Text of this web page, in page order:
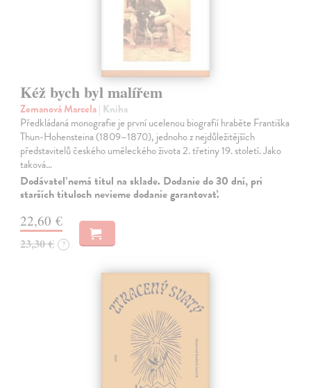
Kéž bych byl malířem
Zemanová Marcela| Kniha
Předkládaná monografie je první ucelenou biografií hraběte Františka
Thun-Hohensteina (1809–1870), jednoho z nejdůležitějších
představitelů českého uměleckého života 2. třetiny 19. století. Jako
taková…
Dodávateľ nemá titul na sklade. Dodanie do 30 dní, pri
starších tituloch nevieme dodanie garantovať.
22,60 €
23,30 € ?